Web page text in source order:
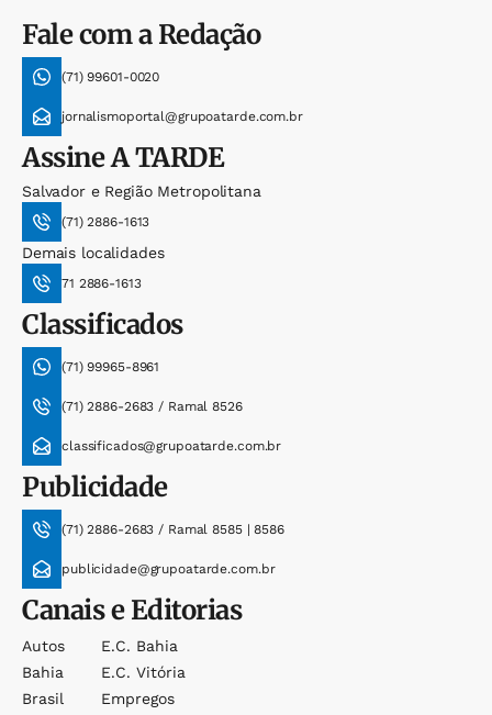
Fale com a Redação
(71) 99601-0020
jornalismoportal@grupoatarde.com.br
AssineA TARDE
Salvador e Região Metropolitana
(71) 2886-1613
Demais localidades
71 2886-1613
Classificados
(71) 99965-8961
(71) 2886-2683 / Ramal 8526
classificados@grupoatarde.com.br
Publicidade
(71) 2886-2683 / Ramal 8585 | 8586
publicidade@grupoatarde.com.br
Canais e Editorias
Autos
Bahia
Brasil
E.c. Bahia
E.c. Vitória
Empregos